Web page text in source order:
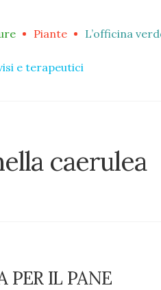
Piante L’officina
e terapeutici
caerulea
PER IL PANE